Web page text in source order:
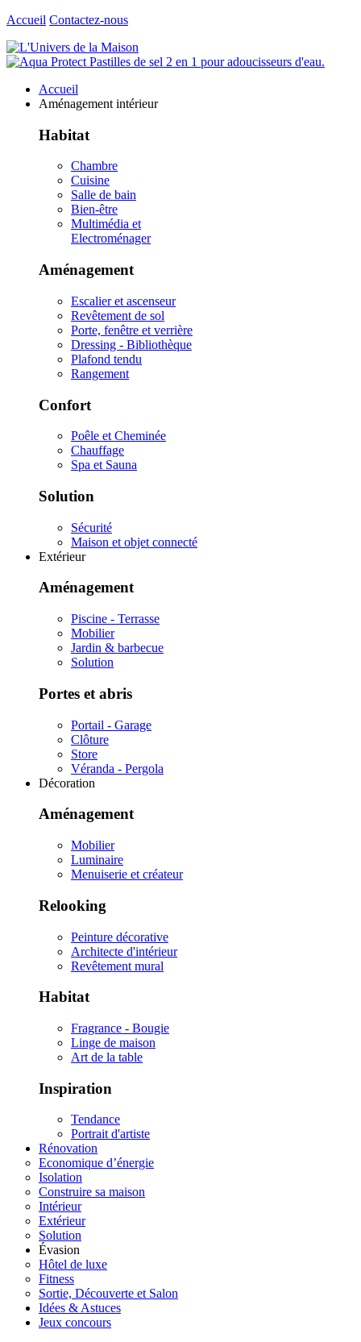
Accueil Contactez-nous
Accueil
Aménagement intérieur
Habitat
Chambre
Cuisine
Salle de bain
Bien-être
Multimédia et
Electroménager
Aménagement
Escalier et ascenseur
Revêtement de sol
Porte, fenêtre et verrière
Dressing - Bibliothèque
Plafond tendu
Rangement
Confort
Poêle et Cheminée
Chauffage
Spa et Sauna
Solution
Sécurité
Maison et objet connecté
Extérieur
Aménagement
Piscine - Terrasse
Mobilier
Jardin & barbecue
Solution
Portes et abris
Portail - Garage
Clôture
Store
Véranda - Pergola
Décoration
Aménagement
Mobilier
Luminaire
Menuiserie et créateur
Relooking
Peinture décorative
Architecte d'intérieur
Revêtement mural
Habitat
Fragrance - Bougie
Linge de maison
Art de la table
Inspiration
Tendance
Portrait d'artiste
Rénovation
Economique d’énergie
Isolation
Construire sa maison
Intérieur
Extérieur
Solution
Évasion
Hôtel de luxe
Fitness
Sortie, Découverte et Salon
Idées & Astuces
Jeux concours